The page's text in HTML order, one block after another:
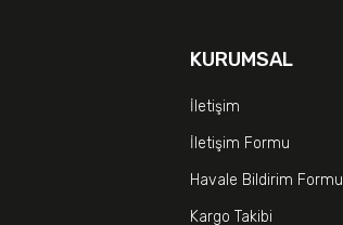
KURUMSAL
İletişim
İletişim Formu
Havale Bildirim Formu
Kargo Takibi